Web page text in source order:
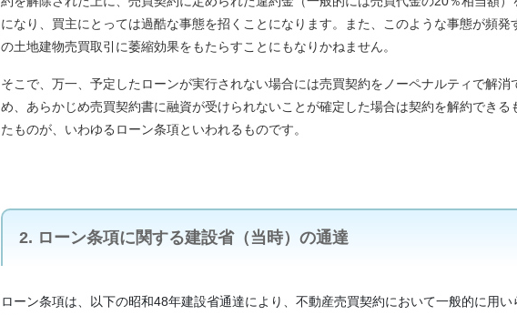
になり、買主にとっては過酷な事態を招くことになります。また、このような事態が頻発
の土地建物売買取引に萎縮効果をもたらすことにもなりかねません。
そこで、万一、予定したローンが実行されない場合には売買契約をノーペナルティで解消
め、あらかじめ売買契約書に融資が受けられないことが確定した場合は契約を解約できる
たものが、いわゆるローン条項といわれるものです。
2. ローン条項に関する建設省（当時）の通達
ローン条項は、以下の昭和48年建設省通達により、不動産売買契約において一般的に用い